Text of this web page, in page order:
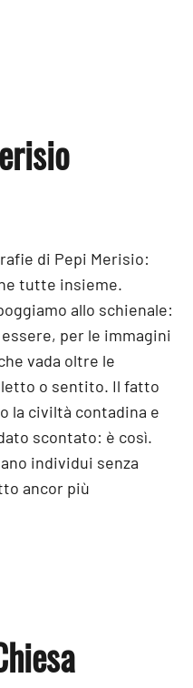
di Pepi Merisio:
tutte insieme.
allo schienale:
per le immagini
vada oltre le
o sentito. Il fatto
la civiltà contadina e
scontato: è così.
individui senza
ancor più